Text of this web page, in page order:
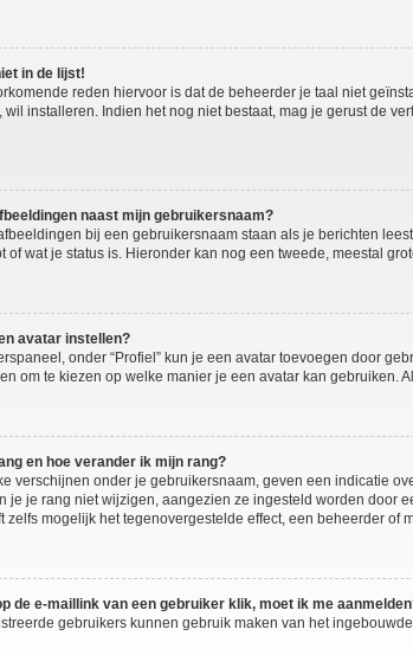
in de lijst!
reden hiervoor is dat de beheerder je taal niet
wil installeren. Indien het nog niet bestaat, mag je gerust de
naast mijn gebruikersnaam?
bij een gebruikersnaam staan als je berichten
of wat je status is. Hieronder kan nog een tweede, meestal
avatar instellen?
onder “Profiel” kun je een avatar toevoegen door
om te kiezen op welke manier je een avatar kan gebruiken.
en hoe verander ik mijn rang?
verschijnen onder je gebruikersnaam, geven een indicatie
je je rang niet wijzigen, aangezien ze ingesteld worden door
zelfs mogelijk het tegenovergestelde effect, een beheerder of
de e-maillink van een gebruiker klik, moet ik me
gebruikers kunnen gebruik maken van het